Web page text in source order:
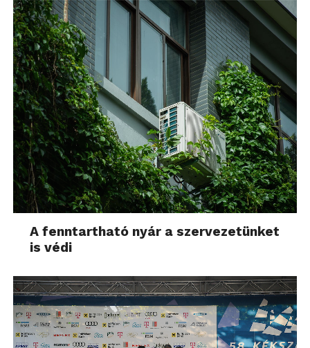
A fenntartható nyár a szervezetünket
is védi